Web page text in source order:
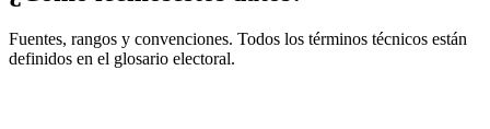
Fuentes, rangos y convenciones. Todos los términos técnicos están
definidos en el glosario electoral.